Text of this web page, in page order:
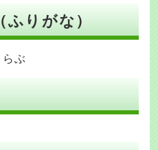
りがな）
ぶ